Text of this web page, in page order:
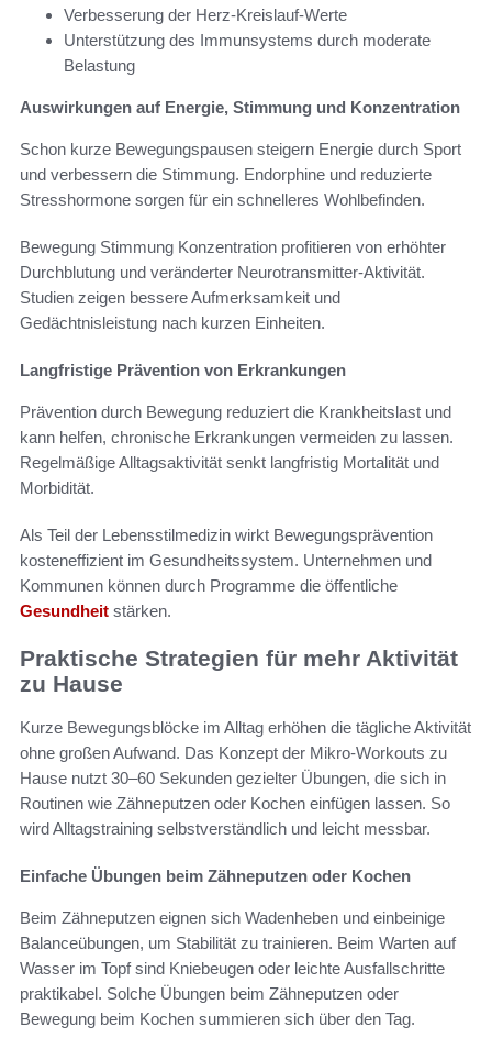
Verbesserung der Herz-Kreislauf-Werte
Unterstützung des Immunsystems durch moderate
Belastung
Auswirkungen auf Energie, Stimmung und Konzentration
Schon kurze Bewegungspausen steigern Energie durch Sport
und verbessern die Stimmung. Endorphine und reduzierte
Stresshormone sorgen für ein schnelleres Wohlbefinden.
Bewegung Stimmung Konzentration profitieren von erhöhter
Durchblutung und veränderter Neurotransmitter-Aktivität.
Studien zeigen bessere Aufmerksamkeit und
Gedächtnisleistung nach kurzen Einheiten.
Langfristige Prävention von Erkrankungen
Prävention durch Bewegung reduziert die Krankheitslast und
kann helfen, chronische Erkrankungen vermeiden zu lassen.
Regelmäßige Alltagsaktivität senkt langfristig Mortalität und
Morbidität.
Als Teil der Lebensstilmedizin wirkt Bewegungsprävention
kosteneffizient im Gesundheitssystem. Unternehmen und
Kommunen können durch Programme die öffentliche
Gesundheit stärken.
Praktische Strategien für mehr Aktivität
zu Hause
Kurze Bewegungsblöcke im Alltag erhöhen die tägliche Aktivität
ohne großen Aufwand. Das Konzept der Mikro-Workouts zu
Hause nutzt 30–60 Sekunden gezielter Übungen, die sich in
Routinen wie Zähneputzen oder Kochen einfügen lassen. So
wird Alltagstraining selbstverständlich und leicht messbar.
Einfache Übungen beim Zähneputzen oder Kochen
Beim Zähneputzen eignen sich Wadenheben und einbeinige
Balanceübungen, um Stabilität zu trainieren. Beim Warten auf
Wasser im Topf sind Kniebeugen oder leichte Ausfallschritte
praktikabel. Solche Übungen beim Zähneputzen oder
Bewegung beim Kochen summieren sich über den Tag.